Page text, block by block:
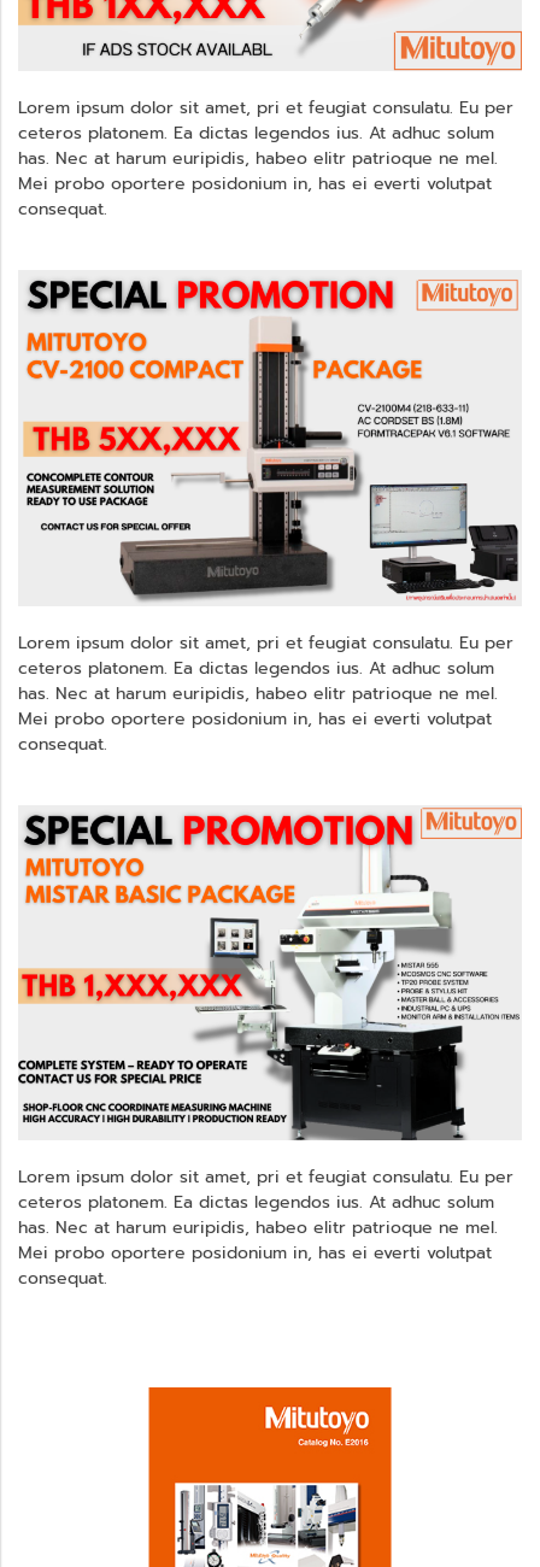
Lorem ipsum dolor sit amet, pri et feugiat consulatu. Eu per
ceteros platonem. Ea dictas legendos ius. At adhuc solum
has. Nec at harum euripidis, habeo elitr patrioque ne mel.
Mei probo oportere posidonium in, has ei everti volutpat
consequat.
Lorem ipsum dolor sit amet, pri et feugiat consulatu. Eu per
ceteros platonem. Ea dictas legendos ius. At adhuc solum
has. Nec at harum euripidis, habeo elitr patrioque ne mel.
Mei probo oportere posidonium in, has ei everti volutpat
consequat.
Lorem ipsum dolor sit amet, pri et feugiat consulatu. Eu per
ceteros platonem. Ea dictas legendos ius. At adhuc solum
has. Nec at harum euripidis, habeo elitr patrioque ne mel.
Mei probo oportere posidonium in, has ei everti volutpat
consequat.